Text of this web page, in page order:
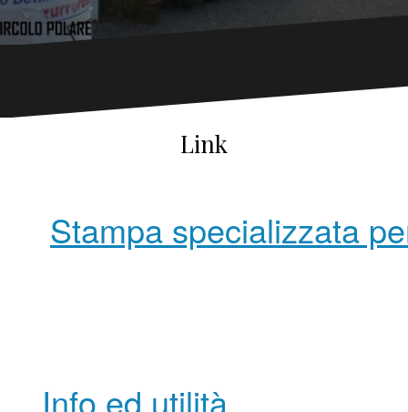
Link
Stampa specializzata
Info ed utilità